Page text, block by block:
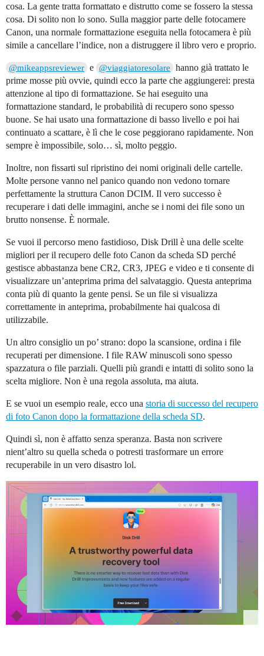
cosa. La gente tratta formattato e distrutto come se fossero la stessa
cosa. Di solito non lo sono. Sulla maggior parte delle fotocamere
Canon, una normale formattazione eseguita nella fotocamera è più
simile a cancellare l’indice, non a distruggere il libro vero e proprio.
@mikeappsreviewer e @viaggiatoresolare
hanno già trattato le
prime mosse più ovvie, quindi ecco la parte che aggiungerei: presta
attenzione al tipo di formattazione. Se hai eseguito una
formattazione standard, le probabilità di recupero sono spesso
buone. Se hai usato una formattazione di basso livello e poi hai
continuato a scattare, è lì che le cose peggiorano rapidamente. Non
sempre è impossibile, solo… sì, molto peggio.
Inoltre, non fissarti sul ripristino dei nomi originali delle cartelle.
Molte persone vanno nel panico quando non vedono tornare
perfettamente la struttura Canon DCIM. Il vero successo è
recuperare i dati delle immagini, anche se i nomi dei file sono un
brutto nonsense. È normale.
Se vuoi il percorso meno fastidioso, Disk Drill è una delle scelte
migliori per il recupero delle foto Canon da scheda SD perché
gestisce abbastanza bene CR2, CR3, JPEG e video e ti consente di
visualizzare un’anteprima prima del salvataggio. Questa anteprima
conta più di quanto la gente pensi. Se un file si visualizza
correttamente in anteprima, probabilmente hai qualcosa di
utilizzabile.
Un altro consiglio un po’ strano: dopo la scansione, ordina i file
recuperati per dimensione. I file RAW minuscoli sono spesso
spazzatura o file parziali. Quelli più grandi e intatti di solito sono la
scelta migliore. Non è una regola assoluta, ma aiuta.
E se vuoi un esempio reale, ecco una storia di successo del recupero
di foto Canon dopo la formattazione della scheda SD.
Quindi sì, non è affatto senza speranza. Basta non scrivere
nient’altro su quella scheda o potresti trasformare un errore
recuperabile in un vero disastro lol.